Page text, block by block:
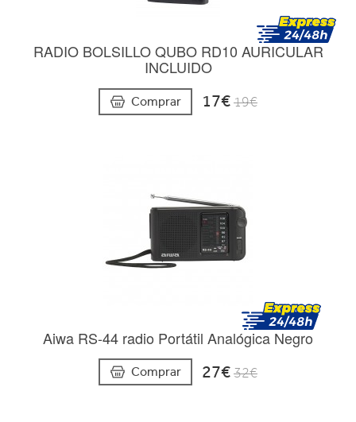
RADIO BOLSILLO QUBO RD10 AURICULAR
INCLUIDO
Comprar 17€19€
Aiwa RS-44 radio Portátil Analógica Negro
Comprar 27€32€